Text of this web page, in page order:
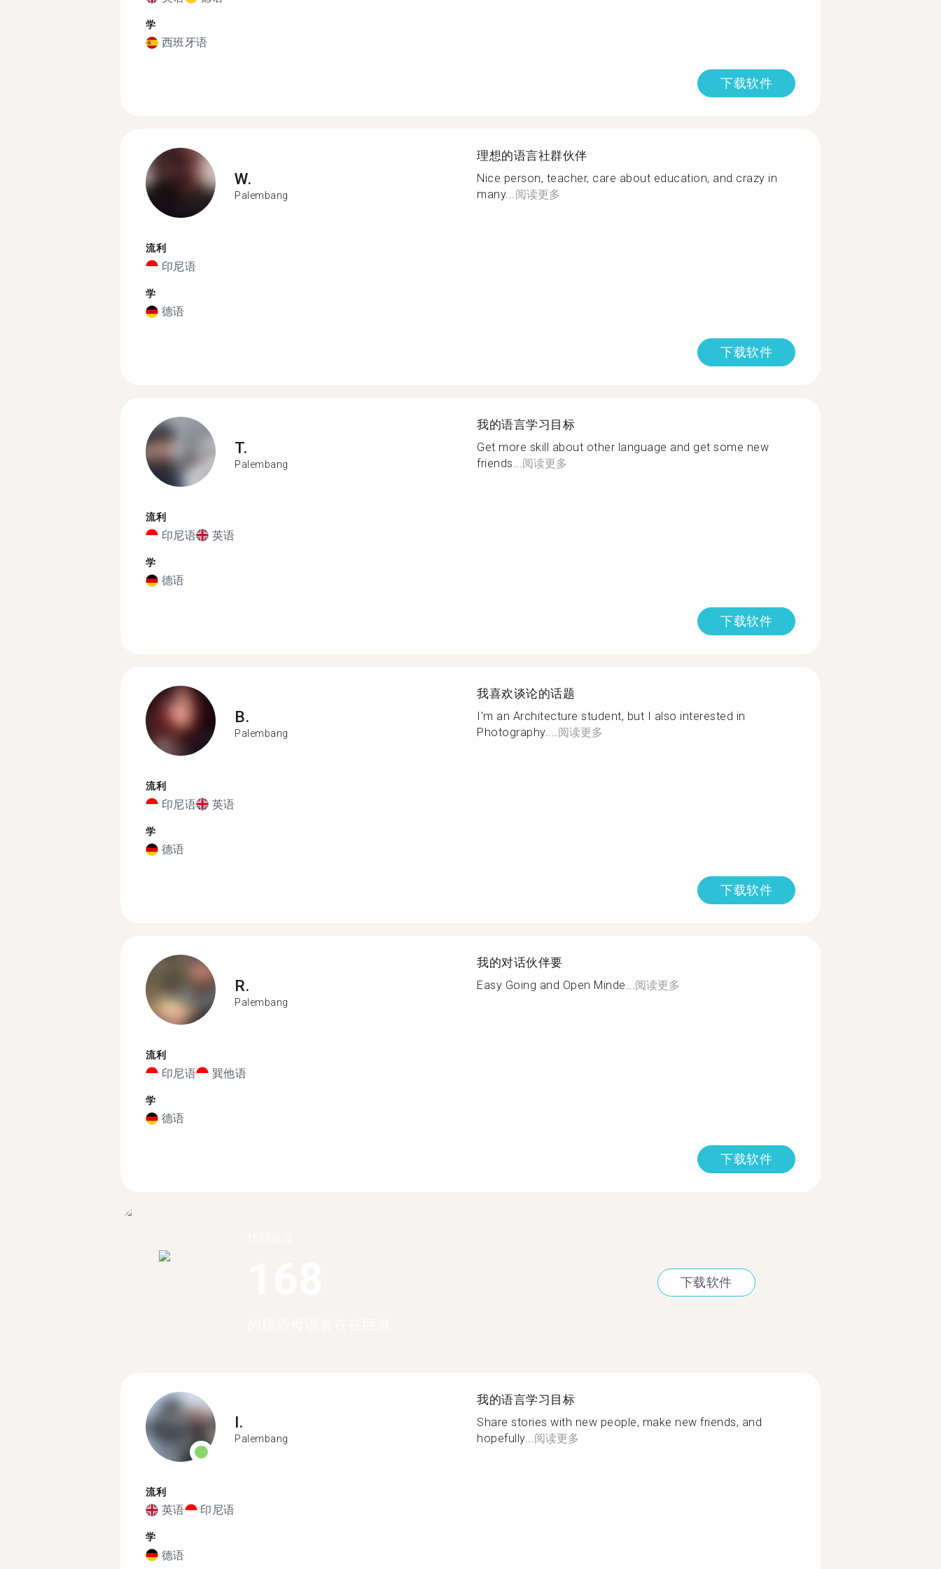
学
西班牙语
下载软件
W.
Palembang
流利
印尼语
学
德语
理想的语言社群伙伴
Nice person, teacher, care about education, and crazy in
many...阅读更多
下载软件
T.
Palembang
流利
印尼语 英语
学
德语
我的语言学习目标
Get more skill about other language and get some new
friends...阅读更多
下载软件
B.
Palembang
流利
印尼语 英语
学
德语
我喜欢谈论的话题
I'm an Architecture student, but I also interested in
Photography....阅读更多
下载软件
R.
Palembang
流利
印尼语 巽他语
学
德语
我的对话伙伴要
Easy Going and Open Minde...阅读更多
下载软件
下载软件
I.
Palembang
流利
英语 印尼语
学
德语
我的语言学习目标
Share stories with new people, make new friends, and
hopefully... 阅读更多